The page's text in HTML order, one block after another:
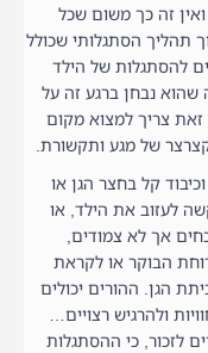
זה כך משום שכל
תהליך הסתגלותי שכולל
להסתגלות של הילד
נבחן ברגע זה על
זאת צריך למצוא מקום
של מגע ותקשורת.
קל בחצר הגן או
לעזוב את הילד, או
אך לא צמודים,
הבוקר או לקראת
הגן. ההורים יכולים
ולהרגיש רצויים…
לזכור, כי ההסתגלות